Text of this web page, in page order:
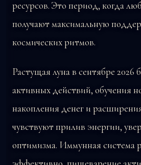
ресурсов. Это период, когда
получают максимальную
космических ритмов.
Растущая луна в сентябре 2026
активных действий, обучения
накопления денег и
чувствуют прилив энергии,
оптимизма. Иммунная система